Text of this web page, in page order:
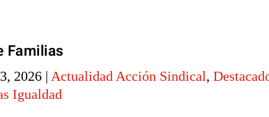
Familias
2026| Actualidad Acción Sindical,
Igualdad